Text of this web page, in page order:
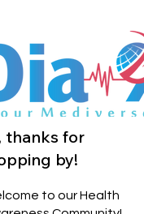
thanks for
by!
to our Health